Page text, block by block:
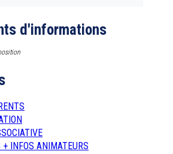
d'informations
+ INFOS ANIMATEURS